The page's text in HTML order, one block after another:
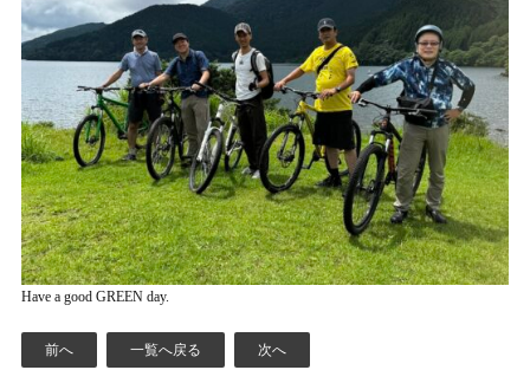
Have a good GREEN day.
前へ 一覧へ戻る 次へ